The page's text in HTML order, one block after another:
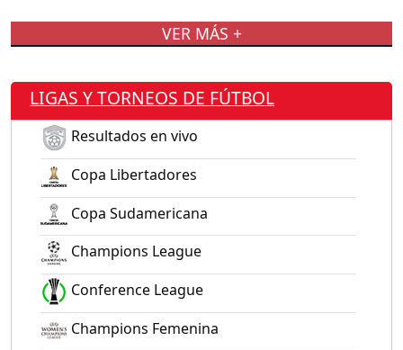
VER MÁS +
LIGAS Y TORNEOS DE FÚTBOL
Resultados en vivo
Copa Libertadores
Copa Sudamericana
Champions League
Conference League
Champions Femenina